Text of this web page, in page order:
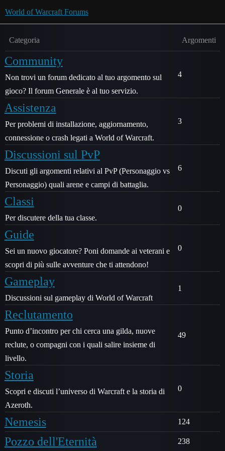
World of Warcraft Forums
Categoria Argomenti
Community
Non trovi un forum dedicato al tuo argomento sul
gioco? Il forum Generale è al tuo servizio.
4
Assistenza
Per problemi di installazione, aggiornamento,
connessione o crash legati a World of Warcraft.
3
Discussioni sul PvP
Discuti gli argomenti relativi al PvP (Personaggio vs
Personaggio) quali arene e campi di battaglia.
6
Classi
Per discutere della tua classe.
0
Guide
Sei un nuovo giocatore? Poni domande ai veterani e
scopri di più sulle avventure che ti attendono!
0
Gameplay
Discussioni sul gameplay di World of Warcraft
1
Reclutamento
Punto d’incontro per chi cerca una gilda, nuove
reclute, o compagni con i quali salire insieme di
livello.
49
Storia
Scopri e discuti l’universo di Warcraft e la storia di
Azeroth.
0
Nemesis 124
Pozzo dell'Eternità 238